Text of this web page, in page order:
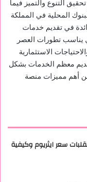
التنوع والتميز فيما
المحلية في المملكة
في تقديم خدمات
يناسب تطورات العصر
الاستثمارية
معظم الخدمات بشكل
أهم مميزات منصة
سعر ايثريوم وكيفية